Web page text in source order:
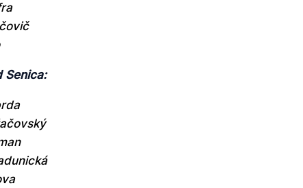
Senica: